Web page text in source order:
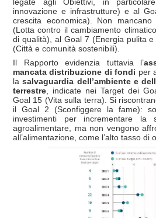
legate agli Obiettivi, in
innovazione e infrastrutture) e al
crescita economica). Non
(Lotta contro il cambiamento
di qualità), al Goal 7 (Energia pulita
(Città e comunità sostenibili).
Il Rapporto evidenzia tuttavia l’
mancata distribuzione di fondi per
lasalvaguardia dell’ambiente e
terrestre, indicate nei Target dei
Goal 15 (Vita sulla terra). Si
il Goal 2 (Sconfiggere la fame):
investimenti per incrementare la
agroalimentare, ma non vengono
all’alimentazione, come l’alto tasso di